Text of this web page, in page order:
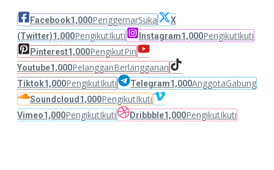
Facebook1,000PenggemarSuka
X
(Twitter)1,000PengikutIkuti Instagram1,000PengikutIkuti
Pinterest1,000PengikutPin
Youtube1,000PelangganBerlangganan
Tiktok1,000PengikutIkuti Telegram1,000AnggotaGabung
Soundcloud 1,000PengikutIkuti
Vimeo1,000PengikutIkuti Dribbble1,000PengikutIkuti